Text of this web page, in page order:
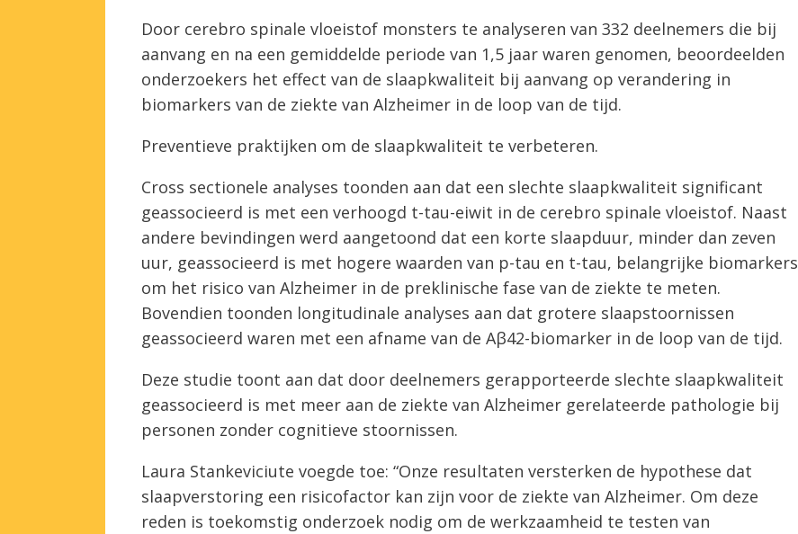
Door cerebro spinale vloeistof monsters te analyseren van 332 deelnemers die bij
aanvang en na een gemiddelde periode van 1,5 jaar waren genomen, beoordeelden
onderzoekers het effect van de slaapkwaliteit bij aanvang op verandering in
biomarkers van de ziekte van Alzheimer in de loop van de tijd.
Preventieve praktijken om de slaapkwaliteit te verbeteren.
Cross sectionele analyses toonden aan dat een slechte slaapkwaliteit significant
geassocieerd is met een verhoogd t-tau-eiwit in de cerebro spinale vloeistof. Naast
andere bevindingen werd aangetoond dat een korte slaapduur, minder dan zeven
uur, geassocieerd is met hogere waarden van p-tau en t-tau, belangrijke biomarkers
om het risico van Alzheimer in de preklinische fase van de ziekte te meten.
Bovendien toonden longitudinale analyses aan dat grotere slaapstoornissen
geassocieerd waren met een afname van de Aβ42-biomarker in de loop van de tijd.
Deze studie toont aan dat door deelnemers gerapporteerde slechte slaapkwaliteit
geassocieerd is met meer aan de ziekte van Alzheimer gerelateerde pathologie bij
personen zonder cognitieve stoornissen.
Laura Stankeviciute voegde toe: “Onze resultaten versterken de hypothese dat
slaapverstoring een risicofactor kan zijn voor de ziekte van Alzheimer. Om deze
reden is toekomstig onderzoek nodig om de werkzaamheid te testen van